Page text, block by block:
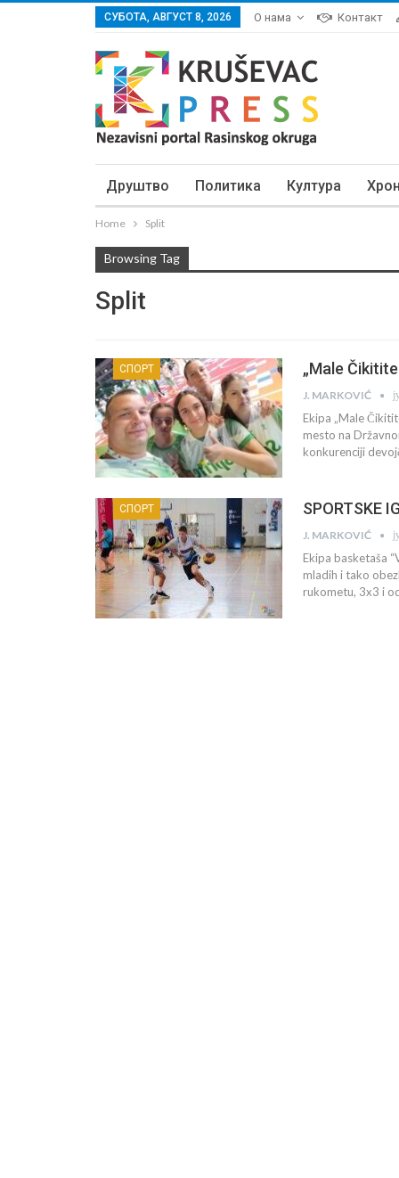
СУБОТА, АВГУСТ 8, 2026 О нама Контакт
Друштво Политика Култура
Home Split
Browsing Tag
Split
СПОРТ „Male
J. MARKOVIĆ
Ekipa „Male
mesto na
konkurenciji
СПОРТ SPORTSKE
J. MARKOVIĆ
Ekipa basketaša
mladih i tako
rukometu, 3x3 i